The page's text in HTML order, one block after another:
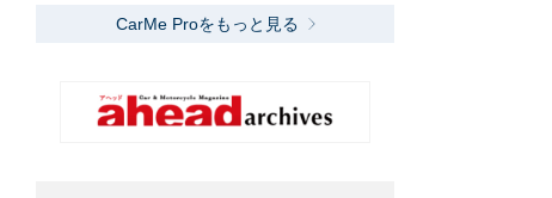
CarMe Proをもっと見る